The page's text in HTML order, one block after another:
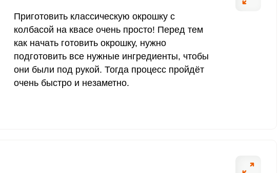
0.4
400 мг 1.3
1300 мг 3.2
500 мг
Приготовить классическую окрошку с
колбасой на квасе очень просто! Перед тем
как начать готовить окрошку, нужно
подготовить все нужные ингредиенты, чтобы
они были под рукой. Тогда процесс пройдёт
очень быстро и незаметно.